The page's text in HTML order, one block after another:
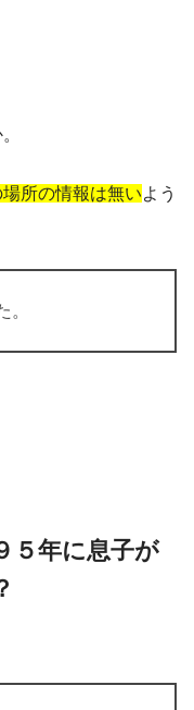
所の情報は無いよう
。
５年に息子が